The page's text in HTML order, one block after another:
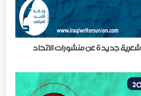
جديدة عن منشورات الاتحاد